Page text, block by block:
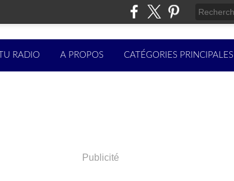
RADIO A PROPOS CATÉGORIES PRINCIPALES
Publicité